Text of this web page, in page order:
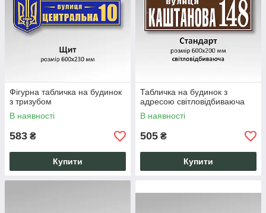
Фігурна табличка на будинок
з тризубом
В наявності
583 ₴
Купити
Табличка на будинок з
адресою світловідбиваюча
В наявності
505 ₴
Купити